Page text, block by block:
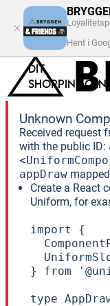
Hent i
DIT
Unknown
Received request
with the public ID:
appDraw
Create a React
Uniform, for
import {
} from
type